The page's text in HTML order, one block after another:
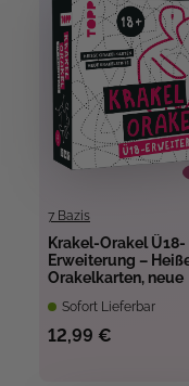
7 Bazis
Krakel-Orakel Ü18-
Erweiterung –
Orakelkarten, neue
Sofort Lieferbar
12,99 €